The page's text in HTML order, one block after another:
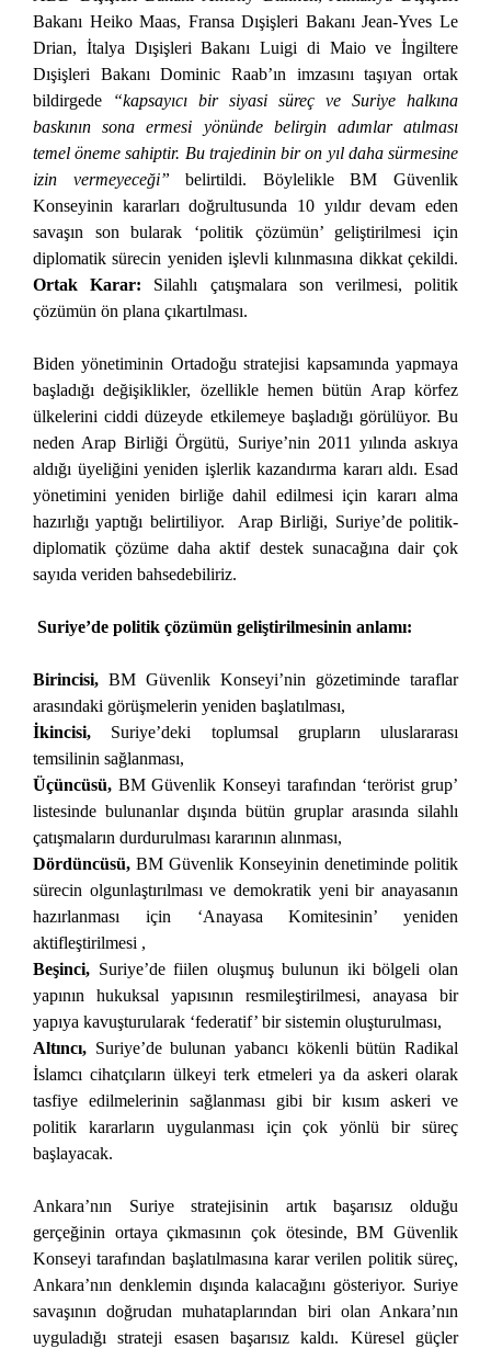
Bakanı Heiko Maas, Fransa Dışişleri Bakanı Jean-Yves Le
Drian, İtalya Dışişleri Bakanı Luigi di Maio ve İngiltere
Dışişleri Bakanı Dominic Raab’ın imzasını taşıyan ortak
bildirgede
“kapsayıcı bir siyasi süreç ve Suriye halkına
baskının sona ermesi yönünde belirgin adımlar atılması
temel öneme sahiptir. Bu trajedinin bir on yıl daha sürmesine
izin vermeyeceği” belirtildi. Böylelikle BM Güvenlik
Konseyinin kararları doğrultusunda 10 yıldır devam eden
savaşın son bularak ‘politik çözümün’ geliştirilmesi için
diplomatik sürecin yeniden işlevli kılınmasına dikkat çekildi.
Ortak Karar: Silahlı çatışmalara son verilmesi, politik
çözümün ön plana çıkartılması.
Biden yönetiminin Ortadoğu stratejisi kapsamında yapmaya
başladığı değişiklikler, özellikle hemen bütün Arap körfez
ülkelerini ciddi düzeyde etkilemeye başladığı görülüyor. Bu
neden Arap Birliği Örgütü, Suriye’nin 2011 yılında askıya
aldığı üyeliğini yeniden işlerlik kazandırma kararı aldı. Esad
yönetimini yeniden birliğe dahil edilmesi için kararı alma
hazırlığı yaptığı belirtiliyor. Arap Birliği, Suriye’de politik-
diplomatik çözüme daha aktif destek sunacağına dair çok
sayıda veriden bahsedebiliriz.
Suriye’de politik çözümün geliştirilmesinin anlamı:
Birincisi, BM Güvenlik Konseyi’nin gözetiminde taraflar
arasındaki görüşmelerin yeniden başlatılması,
İkincisi, Suriye’deki toplumsal grupların uluslararası
temsilinin sağlanması,
Üçüncüsü, BM Güvenlik Konseyi tarafından ‘terörist grup’
listesinde bulunanlar dışında bütün gruplar arasında silahlı
çatışmaların durdurulması kararının alınması,
Dördüncüsü, BM Güvenlik Konseyinin denetiminde politik
sürecin olgunlaştırılması ve demokratik yeni bir anayasanın
hazırlanması için ‘Anayasa Komitesinin’ yeniden
aktifleştirilmesi ,
Beşinci, Suriye’de fiilen oluşmuş bulunun iki bölgeli olan
yapının hukuksal yapısının resmileştirilmesi, anayasa bir
yapıya kavuşturularak ‘federatif’ bir sistemin oluşturulması,
Altıncı, Suriye’de bulunan yabancı kökenli bütün Radikal
İslamcı cihatçıların ülkeyi terk etmeleri ya da askeri olarak
tasfiye edilmelerinin sağlanması gibi bir kısım askeri ve
politik kararların uygulanması için çok yönlü bir süreç
başlayacak.
Ankara’nın Suriye stratejisinin artık başarısız olduğu
gerçeğinin ortaya çıkmasının çok ötesinde, BM Güvenlik
Konseyi tarafından başlatılmasına karar verilen politik süreç,
Ankara’nın denklemin dışında kalacağını gösteriyor. Suriye
savaşının doğrudan muhataplarından biri olan Ankara’nın
uyguladığı strateji esasen başarısız kaldı. Küresel güçler